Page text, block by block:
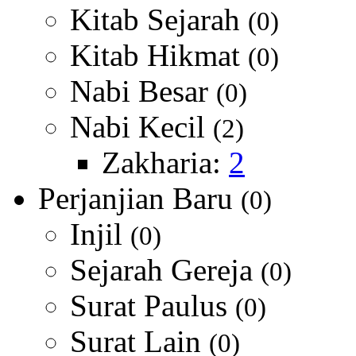
Kitab Sejarah (0)
Kitab Hikmat (0)
Nabi Besar (0)
Nabi Kecil (2)
Zakharia: 2
Perjanjian Baru (0)
Injil (0)
Sejarah Gereja (0)
Surat Paulus (0)
Surat Lain (0)